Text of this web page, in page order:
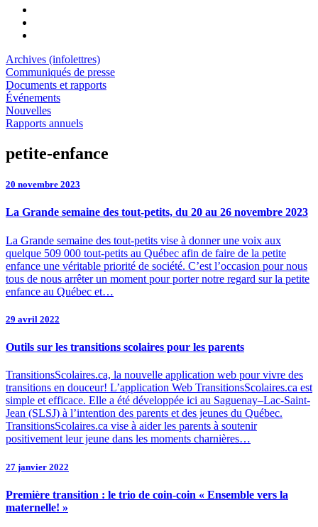
Archives (infolettres)
Communiqués de presse
Documents et rapports
Événements
Nouvelles
Rapports annuels
petite-enfance
20 novembre 2023
La Grande semaine des tout-petits, du 20 au 26 novembre 2023
La Grande semaine des tout-petits vise à donner une voix aux
quelque 509 000 tout-petits au Québec afin de faire de la petite
enfance une véritable priorité de société. C’est l’occasion pour nous
tous de nous arrêter un moment pour porter notre regard sur la petite
enfance au Québec et…
29 avril 2022
Outils sur les transitions scolaires pour les parents
TransitionsScolaires.ca, la nouvelle application web pour vivre des
transitions en douceur! L’application Web TransitionsScolaires.ca est
simple et efficace. Elle a été développée ici au Saguenay–Lac-Saint-
Jean (SLSJ) à l’intention des parents et des jeunes du Québec.
TransitionsScolaires.ca vise à aider les parents à soutenir
positivement leur jeune dans les moments charnières…
27 janvier 2022
Première transition : le trio de coin-coin « Ensemble vers la
maternelle! »